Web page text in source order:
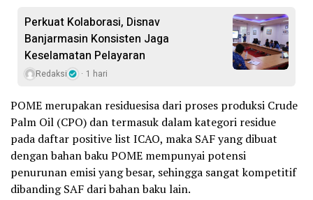
Perkuat Kolaborasi, Disnav
Banjarmasin Konsisten Jaga
Keselamatan Pelayaran
Redaksi 1 hari
POME merupakan residuesisa dari proses produksi Crude
Palm Oil (CPO) dan termasuk dalam kategori residue
pada daftar positive list ICAO, maka SAF yang dibuat
dengan bahan baku POME mempunyai potensi
penurunan emisi yang besar, sehingga sangat kompetitif
dibanding SAF dari bahan baku lain.